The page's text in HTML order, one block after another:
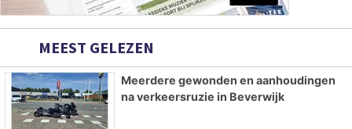
MEEST GELEZEN
Meerdere gewonden en aanhoudingen
na verkeersruzie in Beverwijk